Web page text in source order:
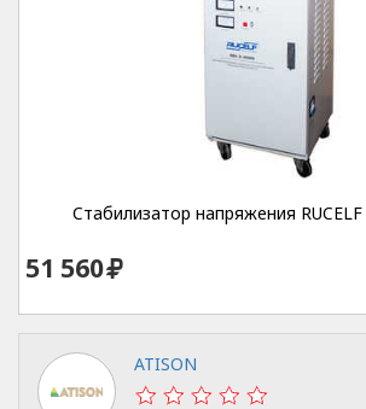
Cтабилизатор напряжения
51 560
ATISON